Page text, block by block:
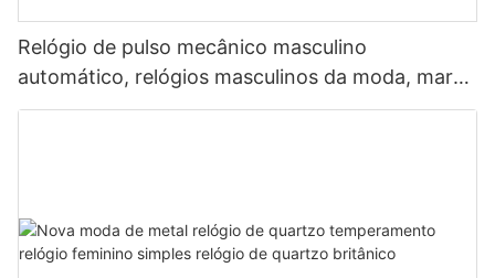
Relógio de pulso mecânico masculino
automático, relógios masculinos da moda, marca
líder japonesa.